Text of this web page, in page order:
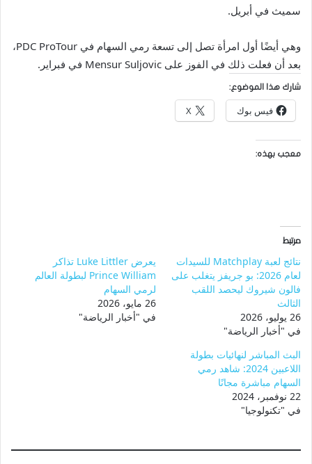
سميث في أبريل.
وهي أيضًا أول امرأة تصل إلى تسعة رمي السهام في PDC ProTour،
بعد أن فعلت ذلك في الفوز على Mensur Suljovic في فبراير.
شارك هذا الموضوع:
فيس بوك X
معجب بهذه:
مرتبط
نتائج لعبة Matchplay للسيدات
لعام 2026: بو جريفز يتغلب على
فالون شيروك ليحصد اللقب
الثالث
26 يوليو، 2026
في "أخبار الرياضة"
يعرض Luke Littler تذاكر
Prince William لبطولة العالم
لرمي السهام
26 مايو، 2026
في "أخبار الرياضة"
البث المباشر لنهائيات بطولة
اللاعبين 2024: شاهد رمي
السهام مباشرة مجانًا
22 نوفمبر، 2024
في "تكنولوجيا"